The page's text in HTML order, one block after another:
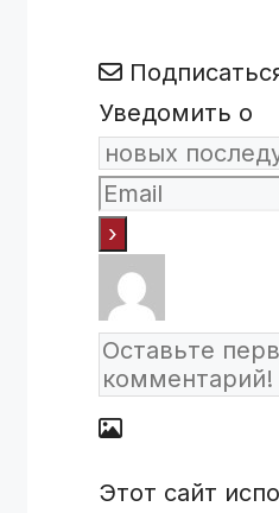
Уведомить о
Этот сайт